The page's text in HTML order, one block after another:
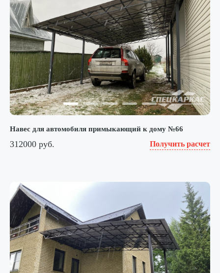
Навес для автомобиля примыкающий к дому №66
312000 руб. Получить расчет